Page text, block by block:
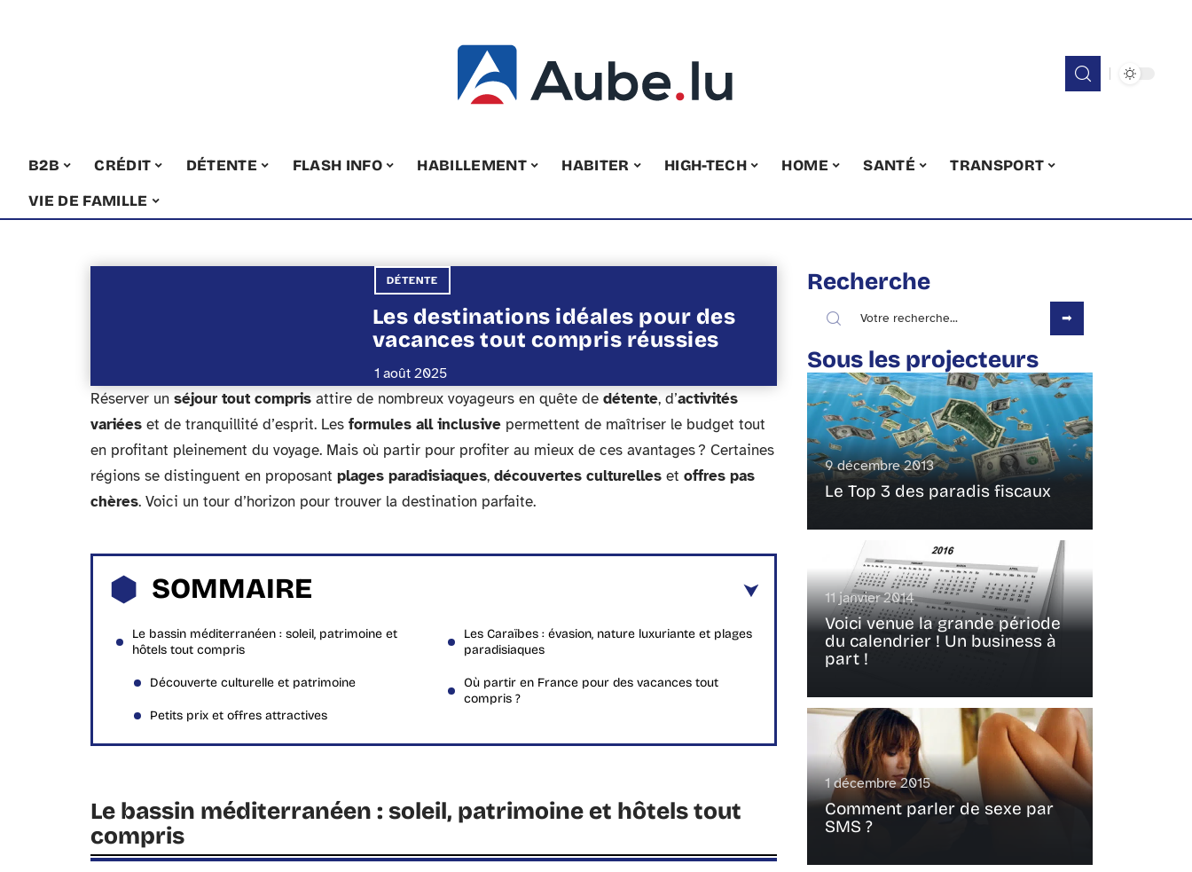
B2B CRÉDIT DÉTENTE FLASH INFO HABILLEMENT HABITER HIGH-TECH HOME SANTÉ
TRANSPORT
VIE DE FAMILLE
DÉTENTE
Les destinations idéales pour des
vacances tout compris réussies
1 août 2025
Réserver un séjour tout compris attire de nombreux voyageurs en quête de détente, d’activités
variées et de tranquillité d’esprit. Les formules all inclusive permettent de maîtriser le budget tout
en profitant pleinement du voyage. Mais où partir pour profiter au mieux de ces avantages ? Certaines
régions se distinguent en proposant plages paradisiaques, découvertes culturelles et offres pas
chères. Voici un tour d’horizon pour trouver la destination parfaite.
SOMMAIRE
Le bassin méditerranéen : soleil, patrimoine et
hôtels tout compris
Découverte culturelle et patrimoine
Petits prix et offres attractives
Les Caraïbes : évasion, nature luxuriante et plages
paradisiaques
Où partir en France pour des vacances tout
compris ?
Le bassin méditerranéen : soleil, patrimoine et hôtels tout
compris
Recherche
Sous les projecteurs
9 décembre 2013
Le Top 3 des paradis fiscaux
11 janvier 2014
Voici venue la grande période
du calendrier ! Un business à
part !
1 décembre 2015
Comment parler de sexe par
SMS ?